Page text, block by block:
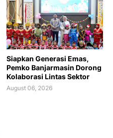
Siapkan Generasi Emas,
Pemko Banjarmasin Dorong
Kolaborasi Lintas Sektor
August 06, 2026